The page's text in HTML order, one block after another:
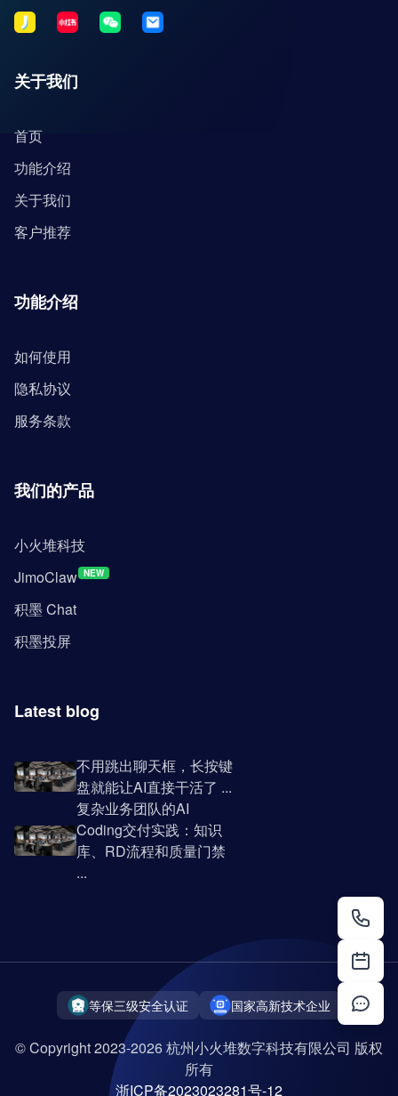
关于我们
首页
功能介绍
关于我们
客户推荐
功能介绍
如何使用
隐私协议
服务条款
我们的产品
小火堆科技
JimoClaw NEW
积墨 Chat
积墨投屏
Latest blog
不用跳出聊天框，长按键
盘就能让AI直接干活了 ...
复杂业务团队的AI
Coding交付实践：知识
库、RD流程和质量门禁
...
等保三级安全认证 国家高新技术企业
© Copyright 2023-2026 杭州小火堆数字科技有限公司 版权
所有
浙ICP备2023023281号-12